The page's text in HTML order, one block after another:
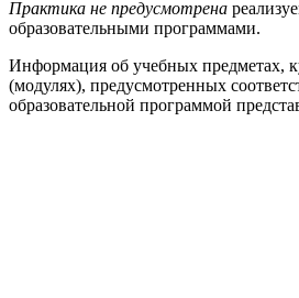
Практика не предусмотрена
образовательными программами.
Информация об учебных предметах,
(модулях), предусмотренных
образовательной программой